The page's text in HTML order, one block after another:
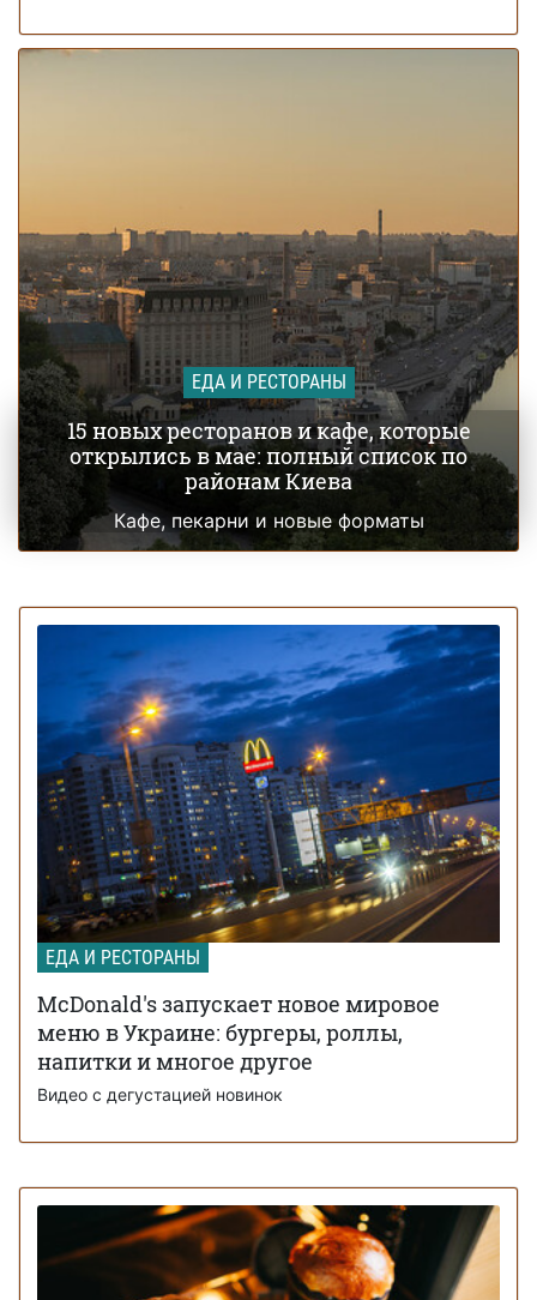
ЕДА И РЕСТОРАНЫ
15 новых ресторанов и кафе, которые
открылись в мае: полный список по
районам Киева
Кафе, пекарни и новые форматы
ЕДА И РЕСТОРАНЫ
McDonald's запускает новое мировое
меню в Украине: бургеры, роллы,
напитки и многое другое
Видео с дегустацией новинок